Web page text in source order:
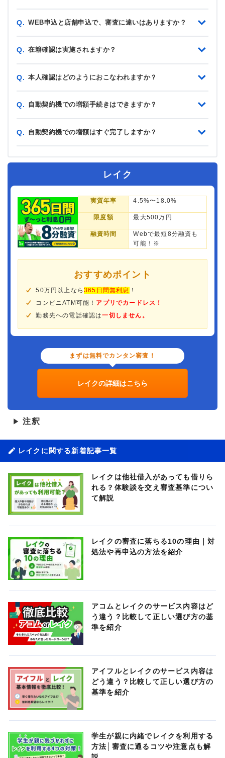
Q. WEB申込と店舗申込で、審査に違いはありますか？
Q. 在籍確認は実施されますか？
Q. 本人確認はどのようにおこなわれますか？
Q. 自動契約機での増額手続きはできますか？
Q. 自動契約機での増額はすぐ完了しますか？
レイク
実質年率 4.5%〜18.0%
限度額 最大500万円
融資時間
Webで最短8分融資も
可能！※
おすすめポイント
50万円以上なら365日間無利息
！
コンビニATM可能！ アプリでカードレス！
勤務先への電話確認は一切しません。
まずは無料でカンタン審査！
レイクの詳細はこちら
▶ 注釈
レイクに関する新着記事一覧
レイクは他社借入があっても借りら
れる？体験談を交え審査基準につい
て解説
レイクの審査に落ちる10の理由｜対
処法や再申込の方法を紹介
アコムとレイクのサービス内容はど
う違う？比較して正しい選び方の基
準を紹介
アイフルとレイクのサービス内容は
どう違う？比較して正しい選び方の
基準を紹介
学生が親に内緒でレイクを利用する
方法│審査に通るコツや注意点も解